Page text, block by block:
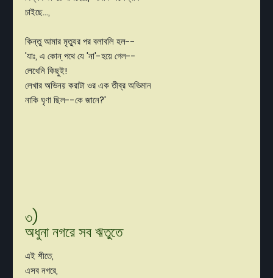
চাইছে...,
কিন্তু আমার মৃত্যুর পর বলাবলি হল--
'যাঃ, এ কোন্ পথে যে 'না'-হয়ে গেল--
লেখেনি কিছুই!
লেখার অভিনয় করাটা ওর এক তীব্র অভিমান
নাকি ঘৃণা ছিল--কে জানে?'
৩)
অধুনা নগরে সব ঋতুতে
এই শীতে,
এসব নগরে,